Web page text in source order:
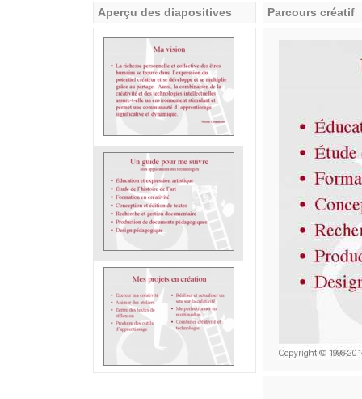
Aperçu des diapositives Parcours créatif